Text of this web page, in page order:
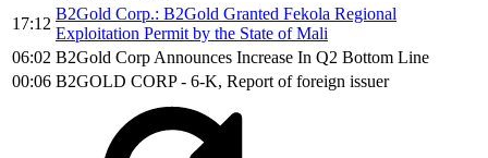
17:12
B2Gold Corp.: B2Gold Granted Fekola Regional
Exploitation Permit by the State of Mali
06:02 B2Gold Corp Announces Increase In Q2 Bottom Line
00:06 B2GOLD CORP - 6-K, Report of foreign issuer